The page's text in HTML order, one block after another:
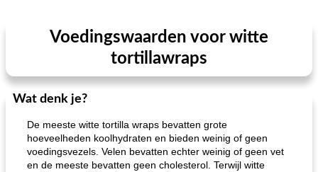
Voedingswaarden voor witte
tortillawraps
Wat denk je?
De meeste witte tortilla wraps bevatten grote
hoeveelheden koolhydraten en bieden weinig of geen
voedingsvezels. Velen bevatten echter weinig of geen vet
en de meeste bevatten geen cholesterol. Terwijl witte